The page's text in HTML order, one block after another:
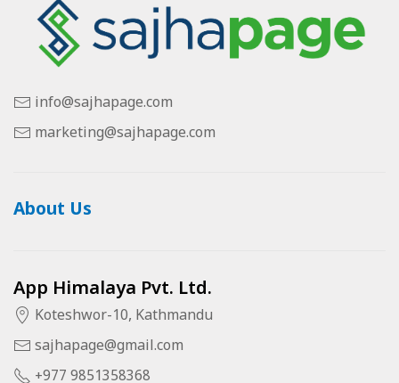
info@sajhapage.com
marketing@sajhapage.com
About Us
App Himalaya Pvt. Ltd.
Koteshwor-10, Kathmandu
sajhapage@gmail.com
+977 9851358368